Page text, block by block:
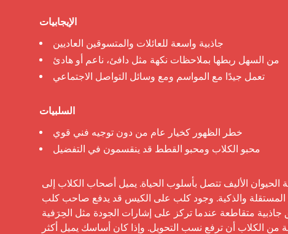
الإيجابيات
جاذبية واسعة للعائلات والمتسوقين العاديين
من السهل ربطها بملاحظات نكهة مثل دافئ، ناعم أو هادئ
تعمل جيدًا مع المواسم ومع وسائل التواصل الاجتماعي
السلبيات
خطر الظهور كخيار عام من دون توجيه فني قوي
محبو الكلاب ومحبو القطط قد ينقسمون في التفضيل